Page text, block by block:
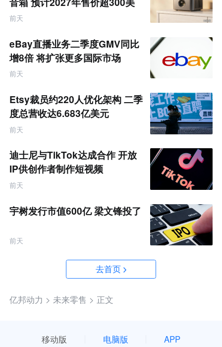
元
前天
eBay直播业务二季度GMV同比
增8倍 将扩张更多国际市场
前天
Etsy裁员约220人优化架构 二季
度总营收达6.683亿美元
前天
迪士尼与TikTok达成合作 开放
IP供创作者制作短视频
前天
宇树发行市值600亿 梁文锋投了
前天
去首页
亿邦动力 > 未来零售 > 正文
移动版 电脑版 APP